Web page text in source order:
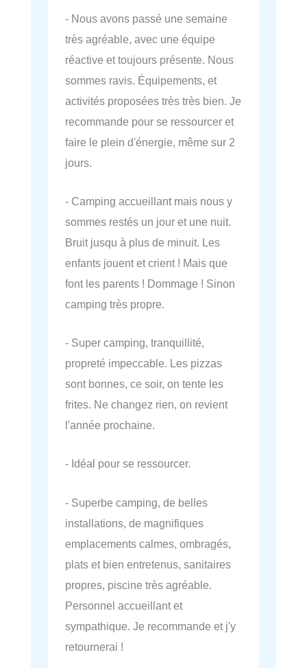
- Nous avons passé une semaine
très agréable, avec une équipe
réactive et toujours présente. Nous
sommes ravis. Équipements, et
activités proposées très très bien. Je
recommande pour se ressourcer et
faire le plein d'énergie, même sur 2
jours.
- Camping accueillant mais nous y
sommes restés un jour et une nuit.
Bruit jusqu à plus de minuit. Les
enfants jouent et crient ! Mais que
font les parents ! Dommage ! Sinon
camping très propre.
- Super camping, tranquillité,
propreté impeccable. Les pizzas
sont bonnes, ce soir, on tente les
frites. Ne changez rien, on revient
l'année prochaine.
- Idéal pour se ressourcer.
- Superbe camping, de belles
installations, de magnifiques
emplacements calmes, ombragés,
plats et bien entretenus, sanitaires
propres, piscine très agréable.
Personnel accueillant et
sympathique. Je recommande et j'y
retournerai !